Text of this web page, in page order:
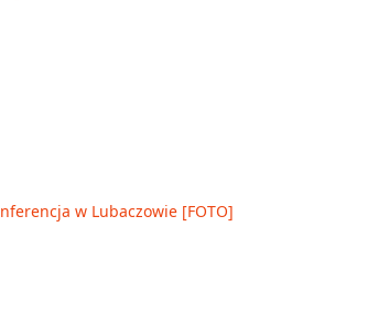
w Lubaczowie [FOTO]